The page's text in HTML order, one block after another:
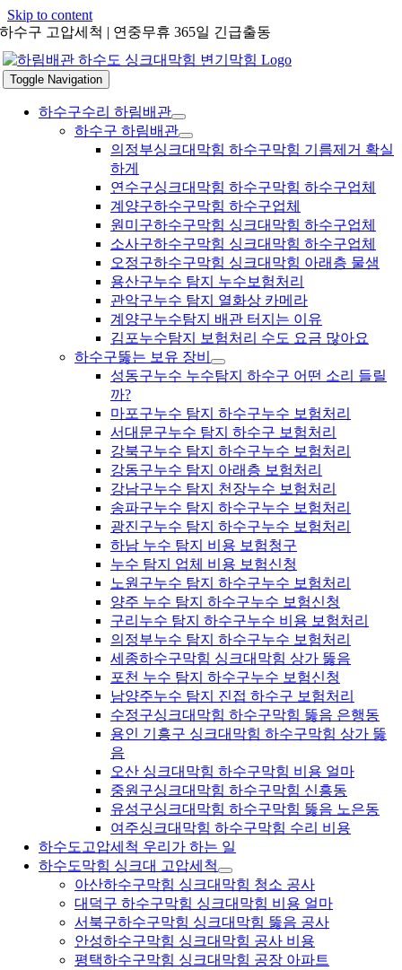
Skip to content
하수구 고압세척 | 연중무휴 365일 긴급출동
Toggle Navigation
하수구수리 하림배관
하수구 하림배관
의정부싱크대막힘 하수구막힘 기름제거 확실
하게
연수구싱크대막힘 하수구막힘 하수구업체
계양구하수구막힘 하수구업체
원미구하수구막힘 싱크대막힘 하수구업체
소사구하수구막힘 싱크대막힘 하수구업체
오정구하수구막힘 싱크대막힘 아래층 물샘
용산구누수 탐지 누수보험처리
관악구누수 탐지 열화상 카메라
계양구누수탐지 배관 터지는 이유
김포누수탐지 보험처리 수도 요금 많아요
하수구뚫는 보유 장비
성동구누수 누수탐지 하수구 어떤 소리 들릴
까?
마포구누수 탐지 하수구누수 보험처리
서대문구누수 탐지 하수구 보험처리
강북구누수 탐지 하수구누수 보험처리
강동구누수 탐지 아래층 보험처리
강남구누수 탐지 천장누수 보험처리
송파구누수 탐지 하수구누수 보험처리
광진구누수 탐지 하수구누수 보험처리
하남 누수 탐지 비용 보험청구
누수 탐지 업체 비용 보험신청
노원구누수 탐지 하수구누수 보험처리
양주 누수 탐지 하수구누수 보험신청
구리누수 탐지 하수구누수 비용 보험처리
의정부누수 탐지 하수구누수 보험처리
세종하수구막힘 싱크대막힘 상가 뚫음
포천 누수 탐지 하수구누수 보험신청
남양주누수 탐지 진접 하수구 보험처리
수정구싱크대막힘 하수구막힘 뚫음 은행동
용인 기흥구 싱크대막힘 하수구막힘 상가 뚫
음
오산 싱크대막힘 하수구막힘 비용 얼마
중원구싱크대막힘 하수구막힘 신흥동
유성구싱크대막힘 하수구막힘 뚫음 노은동
여주싱크대막힘 하수구막힘 수리 비용
하수도고압세척 우리가 하는 일
하수도막힘 싱크대 고압세척
아산하수구막힘 싱크대막힘 청소 공사
대덕구 하수구막힘 싱크대막힘 비용 얼마
서북구하수구막힘 싱크대막힘 뚫음 공사
안성하수구막힘 싱크대막힘 공사 비용
평택하수구막힘 싱크대막힘 공장 아파트